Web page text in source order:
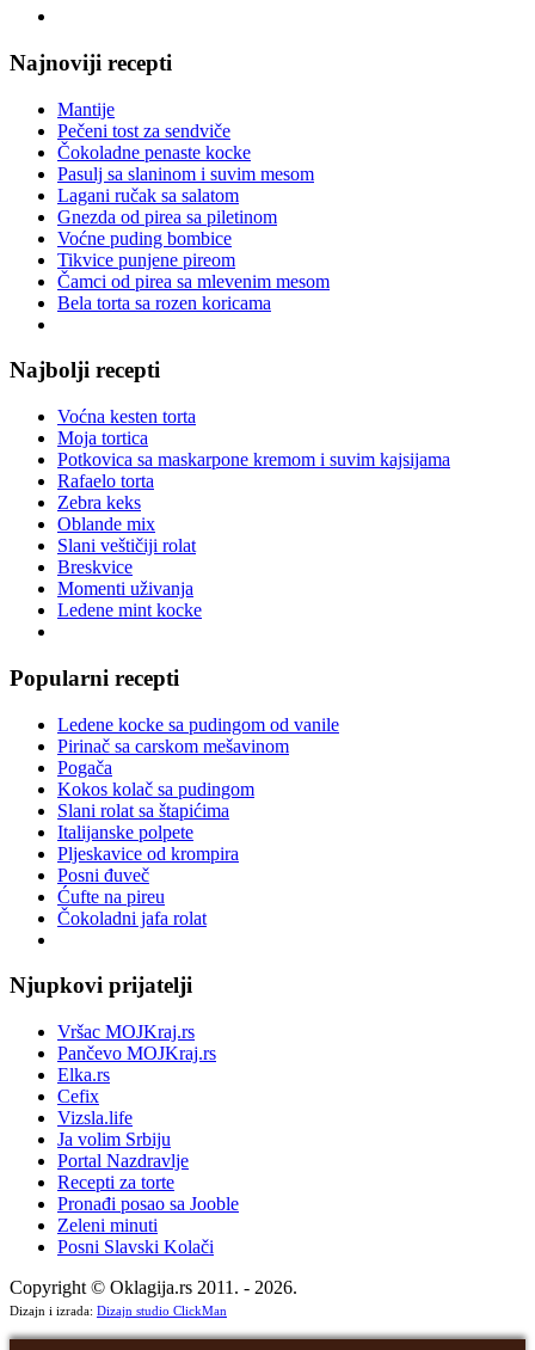
Najnoviji recepti
Mantije
Pečeni tost za sendviče
Čokoladne penaste kocke
Pasulj sa slaninom i suvim mesom
Lagani ručak sa salatom
Gnezda od pirea sa piletinom
Voćne puding bombice
Tikvice punjene pireom
Čamci od pirea sa mlevenim mesom
Bela torta sa rozen koricama
Najbolji recepti
Voćna kesten torta
Moja tortica
Potkovica sa maskarpone kremom i suvim kajsijama
Rafaelo torta
Zebra keks
Oblande mix
Slani veštičiji rolat
Breskvice
Momenti uživanja
Ledene mint kocke
Popularni recepti
Ledene kocke sa pudingom od vanile
Pirinač sa carskom mešavinom
Pogača
Kokos kolač sa pudingom
Slani rolat sa štapićima
Italijanske polpete
Pljeskavice od krompira
Posni đuveč
Ćufte na pireu
Čokoladni jafa rolat
Njupkovi prijatelji
Vršac MOJKraj.rs
Pančevo MOJKraj.rs
Elka.rs
Cefix
Vizsla.life
Ja volim Srbiju
Portal Nazdravlje
Recepti za torte
Pronađi posao sa Jooble
Zeleni minuti
Posni Slavski Kolači
Copyright © Oklagija.rs 2011. - 2026.
Dizajn i izrada: Dizajn studio ClickMan